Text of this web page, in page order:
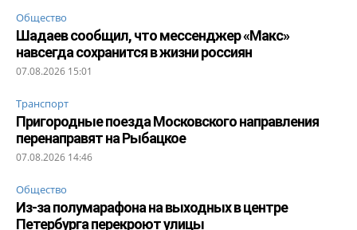
Общество
Шадаев сообщил, что мессенджер «Макс»
навсегда сохранится в жизни россиян
07.08.2026 15:01
Транспорт
Пригородные поезда Московского направления
перенаправят на Рыбацкое
07.08.2026 14:46
Общество
Из-за полумарафона на выходных в центре
Петербурга перекроют улицы